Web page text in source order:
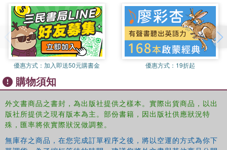
優惠方式： 加入即送50元購書金 優惠方式： 19折起
購物須知
外文書商品之書封，為出版社提供之樣本。實際出貨商品，以出
版社所提供之現有版本為主。部份書籍，因出版社供應狀況特
殊，匯率將依實際狀況做調整。
無庫存之商品，在您完成訂單程序之後，將以空運的方式為你下